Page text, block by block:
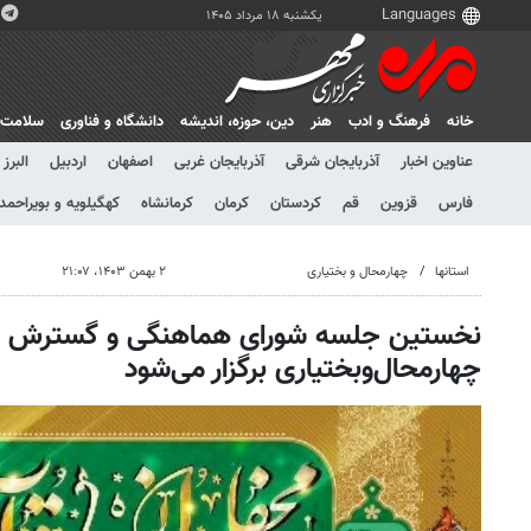
یکشنبه ۱۸ مرداد ۱۴۰۵
خانه فرهنگ و ادب هنر دين، حوزه، انديشه دانشگاه و فناوری
سلامت
عناوین اخبار
آذربایجان شرقی آذربایجان غربی اصفهان اردبیل
البرز
فارس
قزوین قم کردستان کرمان کرمانشاه کهگیلویه و بویراحمد
استانها چهارمحال و بختیاری ۲ بهمن ۱۴۰۳، ۲۱:۰۷
نخستین جلسه شورای هماهنگی و گسترش
چهارمحال‌وبختیاری برگزار می‌شود